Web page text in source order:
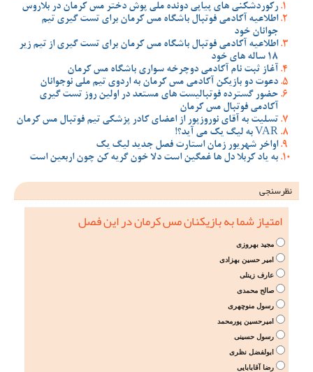
رکوردشکنی های پیاپی دونده ملی پوش دختر مس کرمان در بلاروس
اطلاعیه آکادمی فوتبال باشگاه مس کرمان برای تست گیری تیم
جوانان خود
اطلاعیه آکادمی فوتبال باشگاه مس کرمان برای تست گیری از تیم زیر
18 ساله های خود
آغاز ثبت نام آکادمی دوچرخه سواری باشگاه مس کرمان
دعوت دو بازیکن آکادمی مس کرمان به اردوی تیم ملی نوجوانان
حضور گسترده فوتبالیست های مستعد در اولین روز تست گیری
آکادمی فوتبال مس کرمان
تسلیت به آقای نوروزپور از اعضای کادر پزشکی تیم فوتبال مس کرمان
VAR به لیگ یک می آید؟!
اواخر شهریور زمان استارت فصل جدید لیگ یک
به یاد کربلا دل ها غمگین است دلا خون گریه کن چون اربعین است
نظرسنجی
امتیاز شما به بازیکنان مس کرمان در این فصل
مجید بهروزی
امیر حسین بهزادی
عارف زینلی
صالح محمدی
رسول منوچهری
امیرحسین پورمحمد
رسول حسینی
ابولفضل نظری
رضا آقابابایی